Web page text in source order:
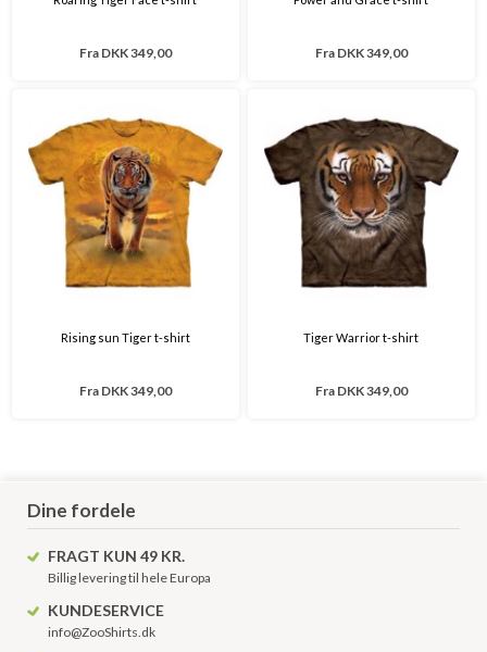
Fra DKK 349,00 Fra DKK 349,00
Rising sun Tiger t-shirt
Fra DKK 349,00
Tiger Warrior t-shirt
Fra DKK 349,00
Dine fordele
FRAGT KUN 49 KR.
Billig levering til hele Europa
KUNDESERVICE
info@ZooShirts.dk